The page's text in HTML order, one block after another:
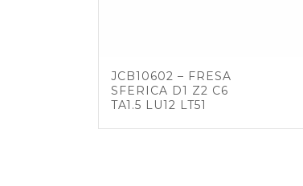
JCB10602 – FRESA
SFERICA D1 Z2 C6
TA1.5 LU12 LT51